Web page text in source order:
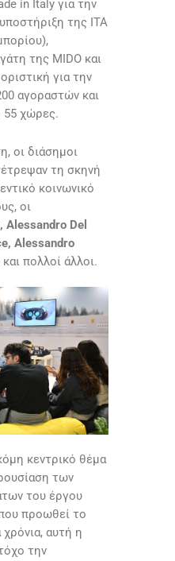
in Italy για την
της ITA
της MIDO και
για την
αγοραστών και
χώρες.
οι διάσημοι
τη σκηνή
κοινωνικό
οι
Alessandro Del
Alessandro
και πολλοί άλλοι.
κεντρικό θέμα
των
του έργου
προωθεί το
χρόνια, αυτή η
την